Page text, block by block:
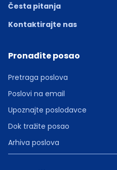
Česta pitanja
Kontaktirajte nas
Pronađite posao
Pretraga poslova
Poslovi na email
Upoznajte poslodavce
Dok tražite posao
Arhiva poslova